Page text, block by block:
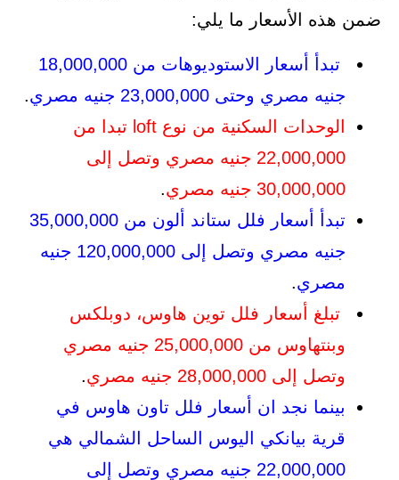
ضمن هذه الأسعار ما يلي:
تبدأ أسعار الاستوديوهات من 18,000,000
جنيه مصري وحتى 23,000,000 جنيه مصري
.
الوحدات السكنية من نوع loft تبدا من
22,000,000 جنيه مصري وتصل إلى
30,000,000 جنيه مصري
.
تبدأ أسعار فلل ستاند ألون من 35,000,000
جنيه مصري وتصل إلى 120,000,000 جنيه
مصري.
تبلغ أسعار فلل توين هاوس، دوبلكس
وبنتهاوس من 25,000,000 جنيه مصري
وتصل إلى 28,000,000 جنيه مصري
.
بينما نجد ان أسعار فلل تاون هاوس في
قرية بيانكي اليوس الساحل الشمالي هي
22,000,000 جنيه مصري وتصل إلى